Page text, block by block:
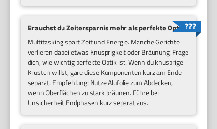
Brauchst du Zeitersparnis mehr als perfekte Optik?
Multitasking spart Zeit und Energie. Manche Gerichte
verlieren dabei etwas Knusprigkeit oder Bräunung. Frage
dich, wie wichtig perfekte Optik ist. Wenn du knusprige
Krusten willst, gare diese Komponenten kurz am Ende
separat. Empfehlung: Nutze Alufolie zum Abdecken,
wenn Oberflächen zu stark bräunen. Führe bei
Unsicherheit Endphasen kurz separat aus.